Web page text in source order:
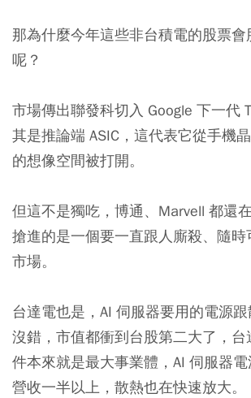
那為什麼今年這些非台積電的股票會
呢？
市場傳出聯發科切入 Google 下一代
其是推論端 ASIC，這代表它從手機
的想像空間被打開。
但這不是獨吃，博通、Marvell 都還
搶進的是一個要一直跟人廝殺、隨
市場。
台達電也是，AI 伺服器要用的電源
沒錯，市值都衝到台股第二大了，台
件本來就是最大事業體，AI 伺服器
營收一半以上，散熱也在快速放大。